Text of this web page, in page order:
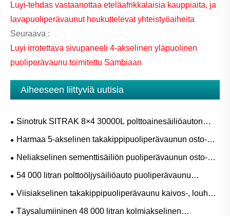
Luyi-tehdas vastaanottaa eteläafrikkalaisia ​​kauppiaita, ja
lavapuoliperävaunut houkuttelevat yhteistyöaiheita
Seuraava :
Luyi irrotettava sivupaneeli 4-akselinen yläpuolinen
puoliperävaunu toimitettu Sambiaan
Aiheeseen liittyviä uutisia
Sinotruk SITRAK 8×4 30000L polttoainesäiliöauton
ostoopas diesel-, bensiini- ja mobiilitankkausprojekteihin
Harmaa 5-akselinen takakippipuoliperävaunun osto-
opas kaivos-, louhos- ja raskaaseen
Neliakselinen sementtisäiliön puoliperävaunun osto-
opas sementin, lentotuhkan ja kuivajauheen kuljetukseen
54 000 litran polttoöljysäiliöauto puoliperävaunu
irtopolttoainekuljetukseen: sovellukset, tekniset tiedot ja
Viisiakselinen takakippipuoliperävaunu kaivos-, louhos-
ja maarakennustavarakuljetuksiin
Täysalumiininen 48 000 litran kolmiakselinen